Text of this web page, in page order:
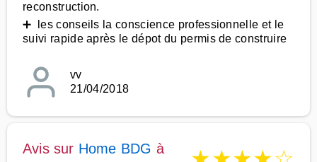
reconstruction.
➕ les conseils la conscience professionnelle et le
suivi rapide après le dépot du permis de construire
vv
21/04/2018
Avis sur Home BDG à